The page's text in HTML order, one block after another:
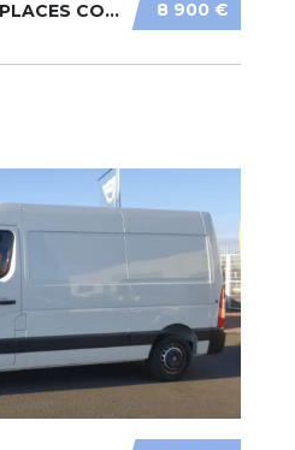
8 900 €
RENAULT KANGOO 2PLACES CONFORT DCI 75CV